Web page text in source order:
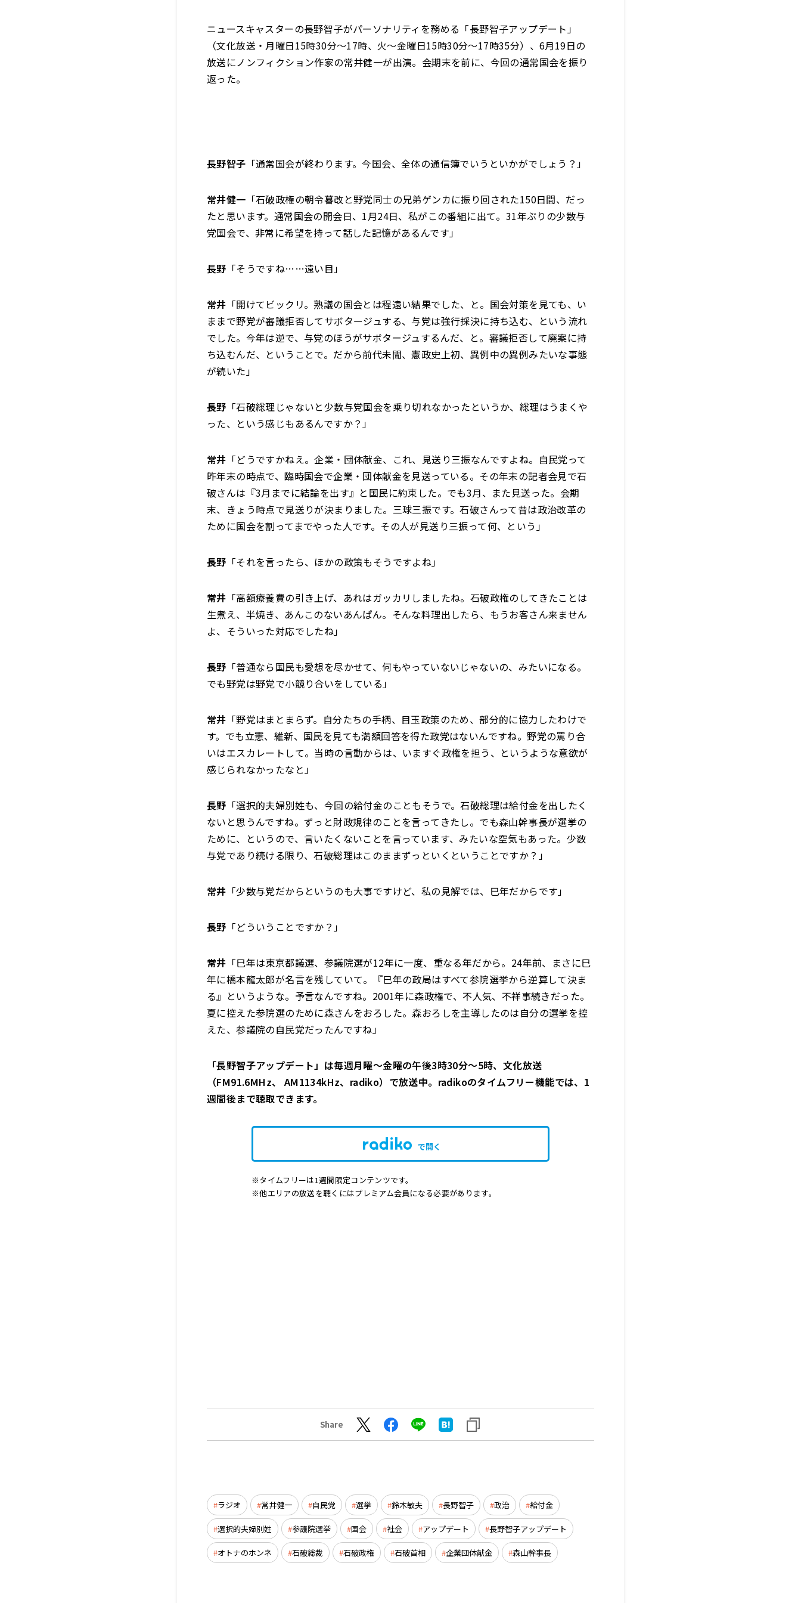
ニュースキャスターの長野智子がパーソナリティを務める「長野智子アップデート」
（文化放送・月曜日15時30分～17時、火～金曜日15時30分～17時35分）、6月19日の
放送にノンフィクション作家の常井健一が出演。会期末を前に、今回の通常国会を振り
返った。
長野智子 「通常国会が終わります。今国会、全体の通信簿でいうといかがでしょう？」
常井健一 「石破政権の朝令暮改と野党同士の兄弟ゲンカに振り回された150日間、だっ
たと思います。通常国会の開会日、1月24日、私がこの番組に出て。31年ぶりの少数与
党国会で、非常に希望を持って話した記憶があるんです」
長野 「そうですね……遠い目」
常井 「開けてビックリ。熟議の国会とは程遠い結果でした、と。国会対策を見ても、い
ままで野党が審議拒否してサボタージュする、与党は強行採決に持ち込む、という流れ
でした。今年は逆で、与党のほうがサボタージュするんだ、と。審議拒否して廃案に持
ち込むんだ、ということで。だから前代未聞、憲政史上初、異例中の異例みたいな事態
が続いた」
長野 「石破総理じゃないと少数与党国会を乗り切れなかったというか、総理はうまくや
った、という感じもあるんですか？」
常井 「どうですかねえ。企業・団体献金、これ、見送り三振なんですよね。自民党って
昨年末の時点で、臨時国会で企業・団体献金を見送っている。その年末の記者会見で石
破さんは『3月までに結論を出す』と国民に約束した。でも3月、また見送った。会期
末、きょう時点で見送りが決まりました。三球三振です。石破さんって昔は政治改革の
ために国会を割ってまでやった人です。その人が見送り三振って何、という」
長野 「それを言ったら、ほかの政策もそうですよね」
常井 「高額療養費の引き上げ、あれはガッカリしましたね。石破政権のしてきたことは
生煮え、半焼き、あんこのないあんぱん。そんな料理出したら、もうお客さん来ません
よ、そういった対応でしたね」
長野 「普通なら国民も愛想を尽かせて、何もやっていないじゃないの、みたいになる。
でも野党は野党で小競り合いをしている」
常井 「野党はまとまらず。自分たちの手柄、目玉政策のため、部分的に協力したわけで
す。でも立憲、維新、国民を見ても満額回答を得た政党はないんですね。野党の罵り合
いはエスカレートして。当時の言動からは、いますぐ政権を担う、というような意欲が
感じられなかったなと」
長野 「選択的夫婦別姓も、今回の給付金のこともそうで。石破総理は給付金を出したく
ないと思うんですね。ずっと財政規律のことを言ってきたし。でも森山幹事長が選挙の
ために、というので、言いたくないことを言っています、みたいな空気もあった。少数
与党であり続ける限り、石破総理はこのままずっといくということですか？」
常井 「少数与党だからというのも大事ですけど、私の見解では、巳年だからです」
長野 「どういうことですか？」
常井 「巳年は東京都議選、参議院選が12年に一度、重なる年だから。24年前、まさに巳
年に橋本龍太郎が名言を残していて。『巳年の政局はすべて参院選挙から逆算して決ま
る』というような。予言なんですね。2001年に森政権で、不人気、不祥事続きだった。
夏に控えた参院選のために森さんをおろした。森おろしを主導したのは自分の選挙を控
えた、参議院の自民党だったんですね」
「長野智子アップデート」は毎週月曜～金曜の午後3時30分～5時、文化放送
（FM91.6MHz、 AM1134kHz、radiko）で放送中。radikoのタイムフリー機能では、1
週間後まで聴取できます。
で開く
※タイムフリーは1週間限定コンテンツです。
※他エリアの放送を聴くにはプレミアム会員になる必要があります。
Share
ラジオ 常井健一 自民党 選挙 鈴木敏夫 長野智子 政治 給付金
選択的夫婦別姓 参議院選挙 国会 社会 アップデート 長野智子アップデート
オトナのホンネ 石破総裁 石破政権 石破首相 企業団体献金 森山幹事長